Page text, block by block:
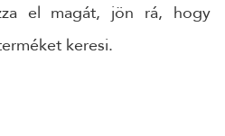
el magát, jön rá, hogy
keresi.